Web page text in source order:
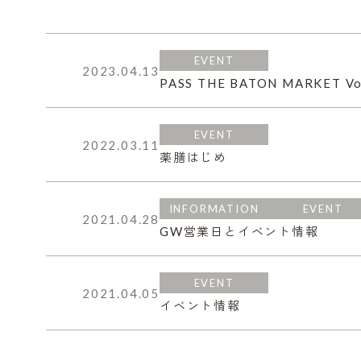
2023.04.13
EVENT
PASS THE BATON MARKET
2022.03.11
EVENT
薬膳はじめ
2021.04.28
INFORMATION EVENT
GW営業日とイベント情報
2021.04.05
EVENT
イベント情報